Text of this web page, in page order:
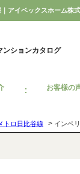
アイベックスホーム株
ンションカタログ
お客様の
トロ日比谷線 > インペ